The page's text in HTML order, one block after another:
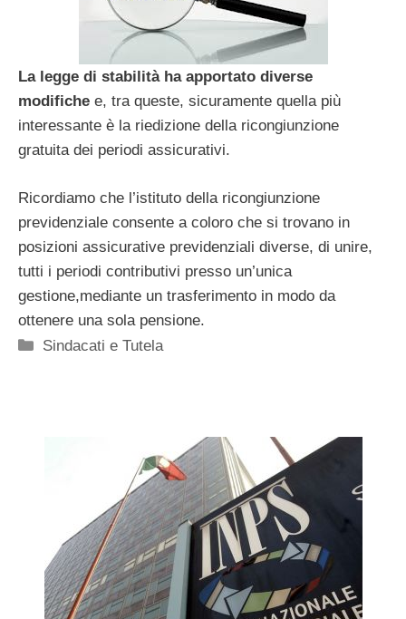
La legge di stabilità ha apportato diverse
modifiche e, tra queste, sicuramente quella più
interessante è la riedizione della ricongiunzione
gratuita dei periodi assicurativi.
Ricordiamo che l’istituto della ricongiunzione
previdenziale consente a coloro che si trovano in
posizioni assicurative previdenziali diverse, di unire,
tutti i periodi contributivi presso un’unica
gestione,mediante un trasferimento in modo da
ottenere una sola pensione.
Categorie
Sindacati e Tutela